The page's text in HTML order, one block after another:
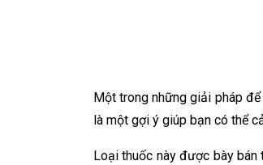
Một trong những giải pháp
là một gợi ý giúp bạn có thể
Loại thuốc này được bày